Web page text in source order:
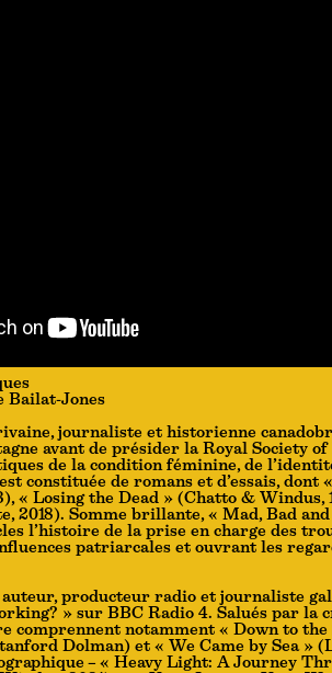
Bailat-Jones
journaliste et historienne
avant de présider la Royal Society
de la condition féminine, de
constituée de romans et d’essais, dont
« Losing the Dead » (Chatto & Windus,
2018). Somme brillante, « Mad, Bad
l’histoire de la prise en charge des
patriarcales et ouvrant les
producteur radio et journaliste
» sur BBC Radio 4. Salués par la
comprennent notamment « Down to
Dolman) et « We Came by Sea »
– « Heavy Light: A Journey